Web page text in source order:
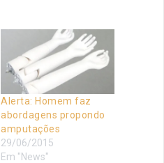
Alerta: Homem faz
abordagens propondo
amputações
29/06/2015
Em "News"